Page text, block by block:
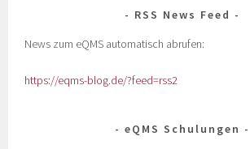
RSS News Feed
News zum eQMS automatisch abrufen:
https://eqms-blog.de/?feed=rss2
eQMS Schulungen